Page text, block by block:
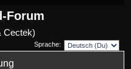
Forum
Cectek)
Sprache: